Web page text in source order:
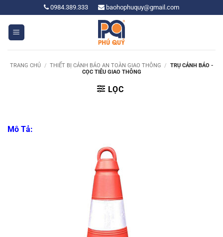
qua
dung
0984.389.333 baohophuquy@gmail.com
TRANG CHỦ / THIẾT BỊ CẢNH BÁO AN TOÀN GIAO THÔNG /
TRỤ CẢNH BÁO -
CỌC TIÊU GIAO THÔNG
LỌC
Mô Tả: